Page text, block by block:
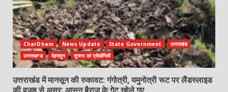
CharDham News Update State Government
उत्तराखंड
उत्तराखण्ड
देहरादून सुचना एवं प्रोद्योगिकी
उत्तराखंड में मानसून की रुकावट: गंगोत्री, यमुनोत्री रूट पर लैंडस्लाइड